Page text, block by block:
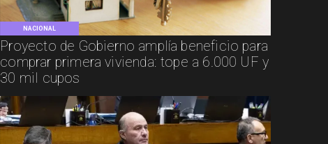
NACIONAL
Proyecto de Gobierno amplía beneficio para
comprar primera vivienda: tope a 6.000 UF y
30 mil cupos